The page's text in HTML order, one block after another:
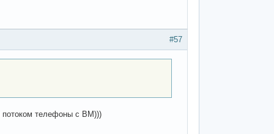
#57
потоком телефоны с ВМ)))